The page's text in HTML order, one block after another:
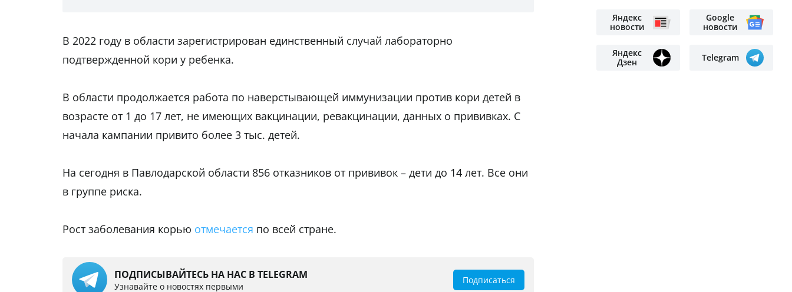
В 2022 году в области зарегистрирован единственный случай лабораторно
подтвержденной кори у ребенка.
В области продолжается работа по наверстывающей иммунизации против кори детей в
возрасте от 1 до 17 лет, не имеющих вакцинации, ревакцинации, данных о прививках. С
начала кампании привито более 3 тыс. детей.
На сегодня в Павлодарской области 856 отказников от прививок – дети до 14 лет. Все они
в группе риска.
Рост заболевания корью отмечается по всей стране.
ПОДПИСЫВАЙТЕСЬ НА НАС В TELEGRAM
Узнавайте о новостях первыми
Подписаться
Яндекс
новости
Google
новости
Яндекс
Дзен
Telegram